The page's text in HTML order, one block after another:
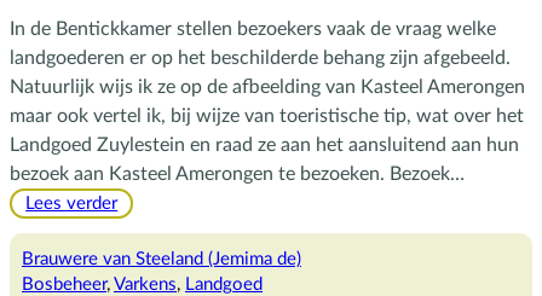
In de Bentickkamer stellen bezoekers vaak de vraag welke
landgoederen er op het beschilderde behang zijn afgebeeld.
Natuurlijk wijs ik ze op de afbeelding van Kasteel Amerongen
maar ook vertel ik, bij wijze van toeristische tip, wat over het
Landgoed Zuylestein en raad ze aan het aansluitend aan hun
bezoek aan Kasteel Amerongen te bezoeken. Bezoek…
Lees verder:
bosvarkentjes
van
Brauwere van Steeland (Jemima de)
Bosbeheer, Varkens, Landgoed